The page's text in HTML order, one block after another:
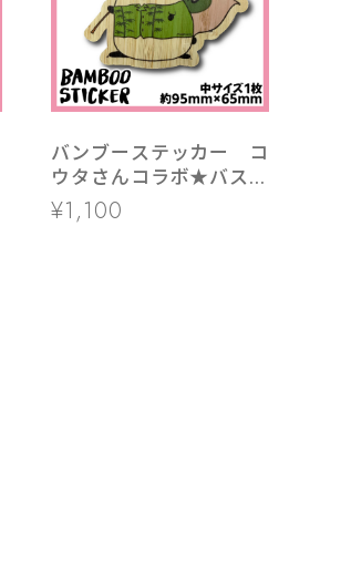
バンブーステッカー コ
ウタさんコラボ★バス
中サイズ 1枚
¥1,100